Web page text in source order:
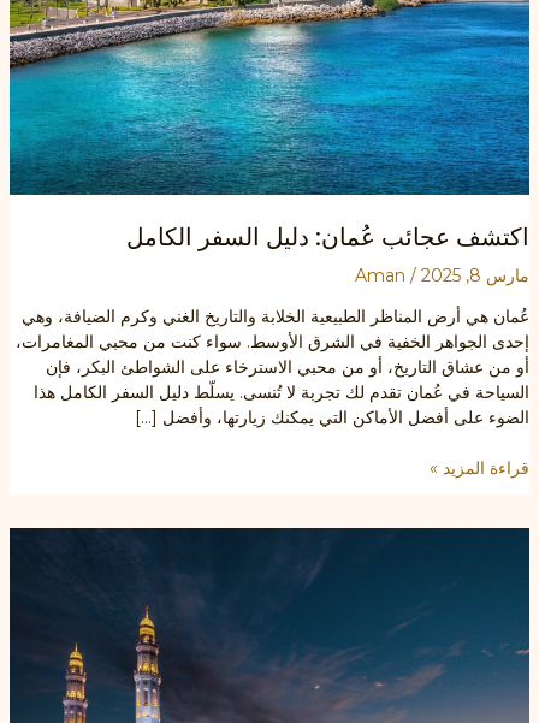
اكتشف عجائب عُمان: دليل السفر الكامل
مارس 8, 2025 /
Aman
عُمان هي أرض المناظر الطبيعية الخلابة والتاريخ الغني وكرم الضيافة، وهي
إحدى الجواهر الخفية في الشرق الأوسط. سواء كنت من محبي المغامرات،
أو من عشاق التاريخ، أو من محبي الاسترخاء على الشواطئ البكر، فإن
السياحة في عُمان تقدم لك تجربة لا تُنسى. يسلّط دليل السفر الكامل هذا
الضوء على أفضل الأماكن التي يمكنك زيارتها، وأفضل […]
اكتشف
قراءة المزيد »